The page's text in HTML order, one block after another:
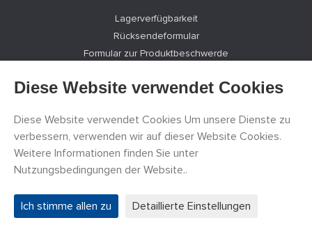
Lagerverfügbarkeit
Rücksendeformular
Formular zur Produktbeschwerde
Kaufratgeber für Modelle
Zustimmung zur Verarbeitung personenbezogener Daten und
zum Versand kommerzieller Mitteilungen
TOLLER MODELLBAUER
Diese Website verwendet Cookies
Diese Website verwendet Cookies Um unsere Dienste zu
verbessern, verwenden wir auf dieser Website Cookies.
Weitere Informationen finden Sie unter
Nutzungsbedingungen der Website..
Ich stimme allen zu Detaillierte Einstellungen